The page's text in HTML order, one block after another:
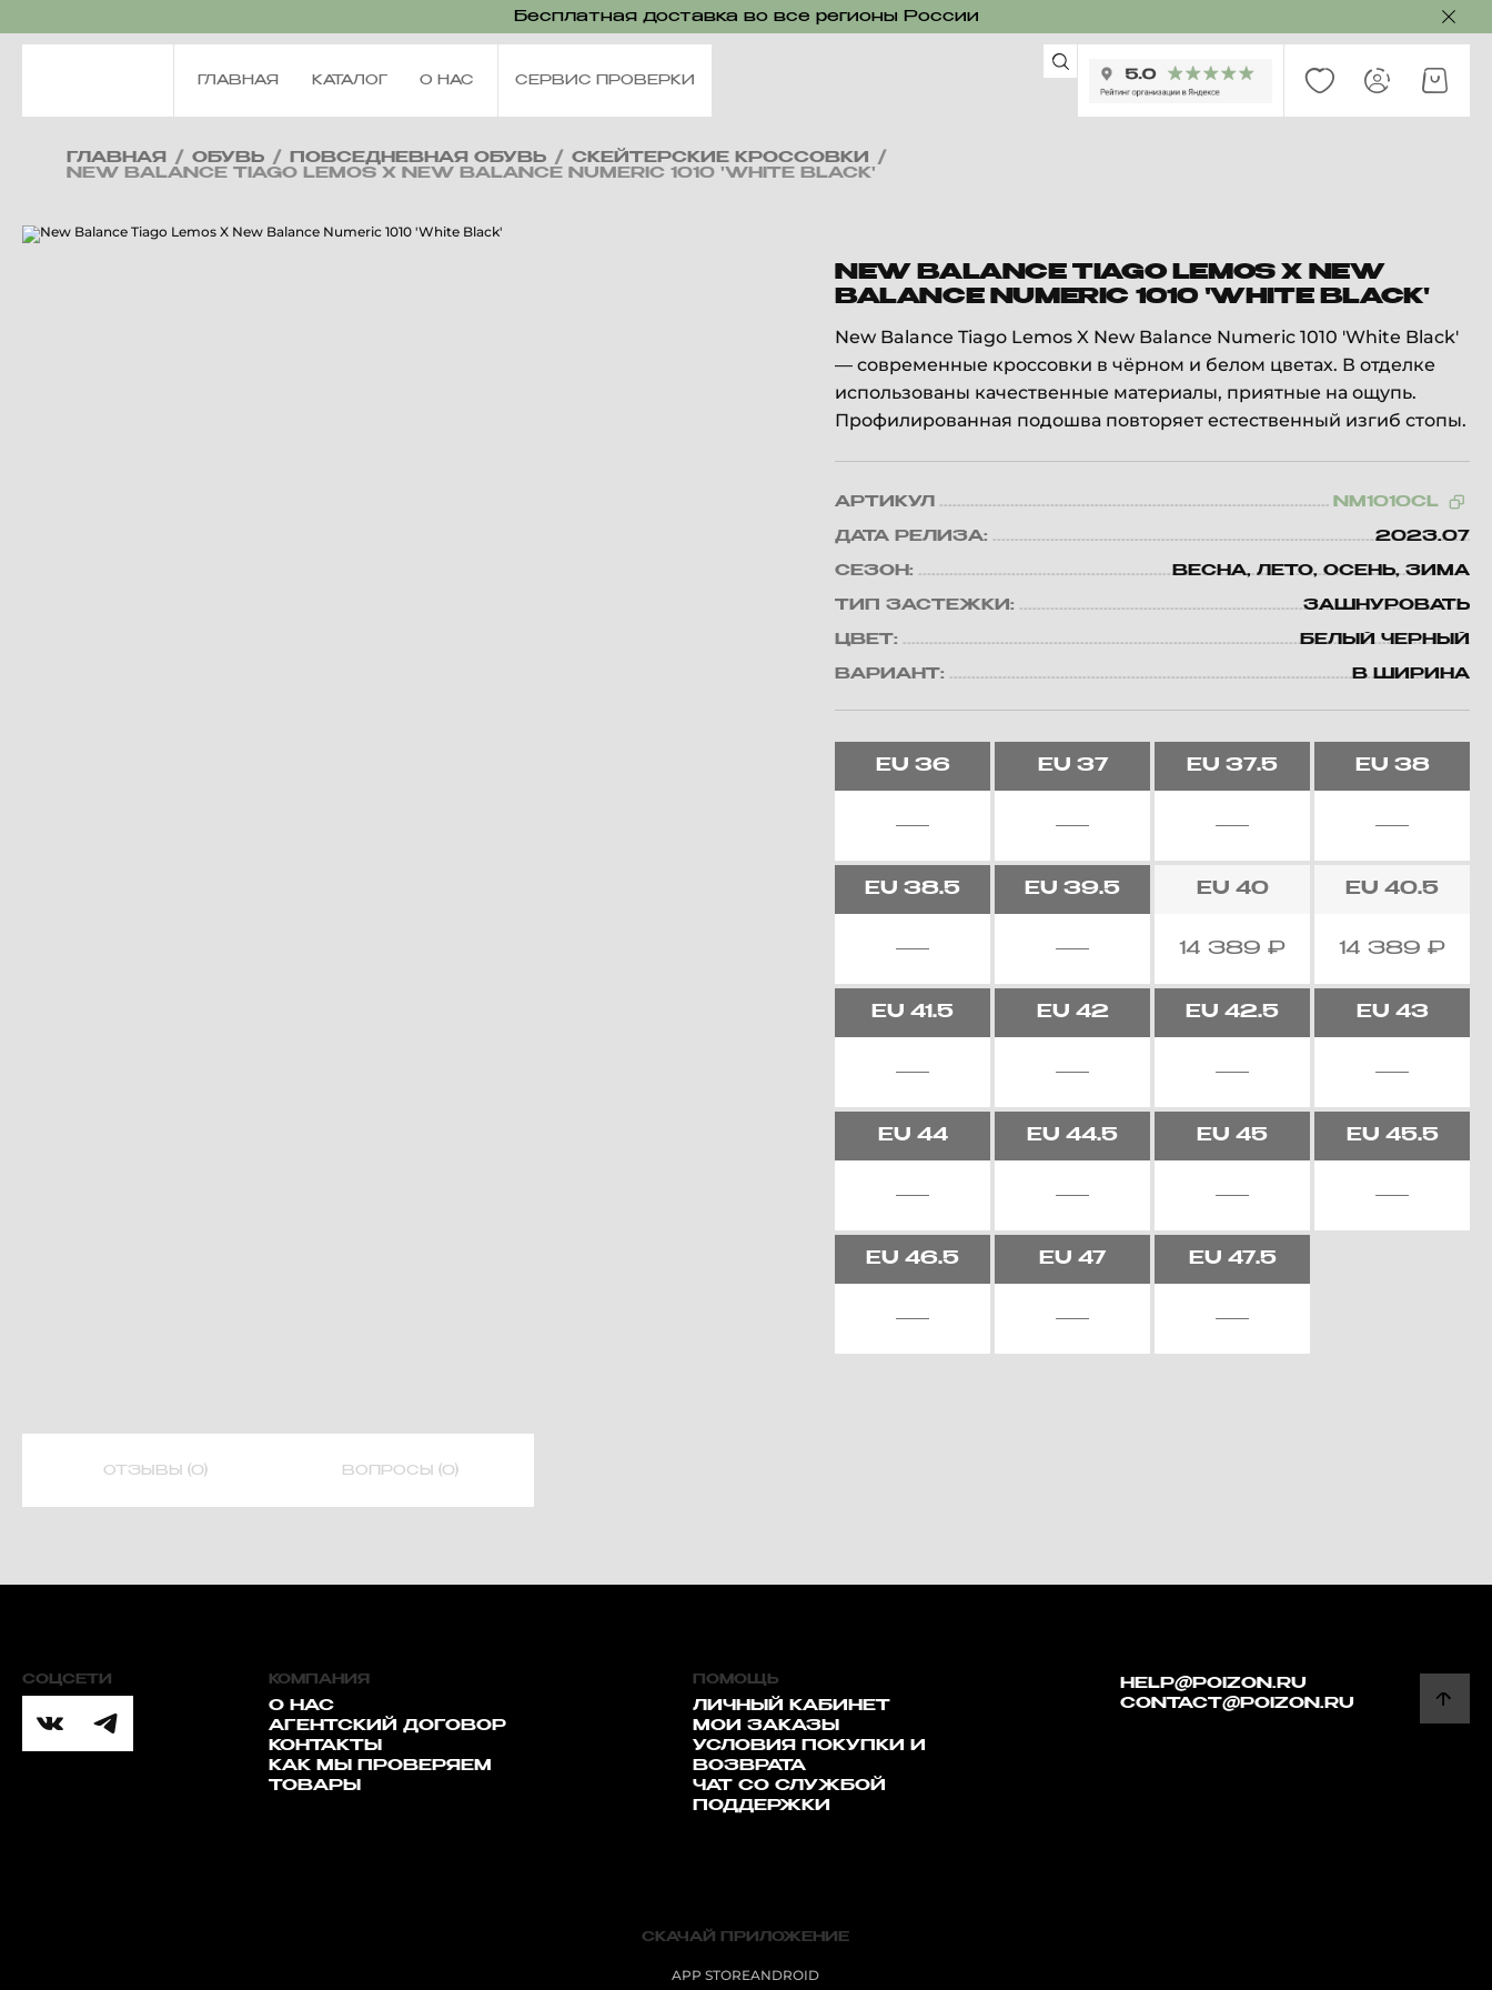
Бесплатная доставка во все регионы России
ГЛАВНАЯ КАТАЛОГ О НАС СЕРВИС ПРОВЕРКИ
ГЛАВНАЯ / ОБУВЬ / ПОВСЕДНЕВНАЯ ОБУВЬ / СКЕЙТЕРСКИЕ КРОССОВКИ
/
NEW BALANCE TIAGO LEMOS X NEW BALANCE NUMERIC 1010 'WHITE BLACK'
NEW BALANCE TIAGO LEMOS X NEW
BALANCE NUMERIC 1010 'WHITE BLACK'
New Balance Tiago Lemos X New Balance Numeric 1010 'White Black'
— современные кроссовки в чёрном и белом цветах. В отделке
использованы качественные материалы, приятные на ощупь.
Профилированная подошва повторяет естественный изгиб стопы.
АРТИКУЛ NM1010CL
ДАТА РЕЛИЗА: 2023.07
СЕЗОН: ВЕСНА, ЛЕТО, ОСЕНЬ, ЗИМА
ТИП ЗАСТЕЖКИ: ЗАШНУРОВАТЬ
ЦВЕТ: БЕЛЫЙ ЧЕРНЫЙ
ВАРИАНТ: B ШИРИНА
EU 36 EU 37 EU 37.5 EU 38
EU 38.5 EU 39.5 EU 40
14 389₽
EU 40.5
14 389 ₽
EU 41.5 EU 42 EU 42.5 EU 43
EU 44 EU 44.5 EU 45 EU 45.5
EU 46.5 EU 47 EU 47.5
ОТЗЫВЫ (0) ВОПРОСЫ (0)
СОЦСЕТИ КОМПАНИЯ
О НАС
АГЕНТСКИЙ ДОГОВОР
КОНТАКТЫ
КАК МЫ ПРОВЕРЯЕМ
ТОВАРЫ
HELP@POIZON.RU
CONTACT@POIZON.RU
ПОМОЩЬ
ЛИЧНЫЙ КАБИНЕТ
МОИ ЗАКАЗЫ
УСЛОВИЯ ПОКУПКИ И
ВОЗВРАТА
ЧАТ СО СЛУЖБОЙ
ПОДДЕРЖКИ
СКАЧАЙ ПРИЛОЖЕНИЕ
APP STOREANDROID